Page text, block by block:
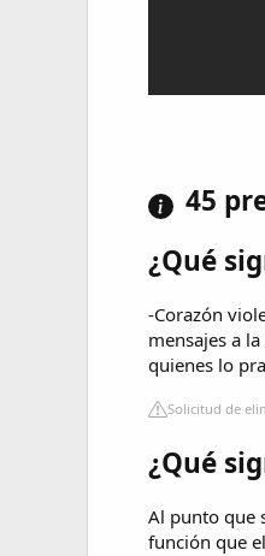
45
¿Qué
-Corazón
mensajes a
quienes lo
Solicitud de
¿Qué
Al punto que
función que